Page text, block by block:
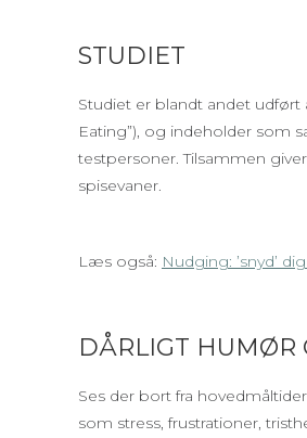
STUDIET
Studiet er blandt andet udført
Eating”), og indeholder som
testpersoner. Tilsammen
spisevaner.
Læs også: Nudging: ’snyd’
DÅRLIGT HUMØR
Ses der bort fra
som stress, frustrationer,